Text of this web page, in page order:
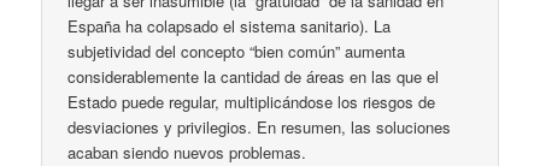
España ha colapsado el sistema sanitario). La
subjetividad del concepto “bien común” aumenta
considerablemente la cantidad de áreas en las que el
Estado puede regular, multiplicándose los riesgos de
desviaciones y privilegios. En resumen, las soluciones
acaban siendo nuevos problemas.